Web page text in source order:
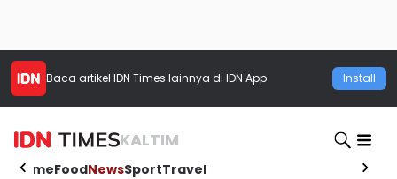
Baca artikel IDN Times lainnya di IDN App Install
KALTIM
HomeFoodNewsSportTravel